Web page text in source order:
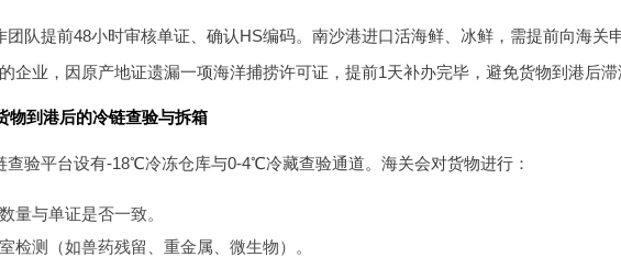
团队提前48小时审核单证、确认HS编码。南沙港进口活海鲜、冰鲜，需提前向海关
企业，因原产地证遗漏一项海洋捕捞许可证，提前1天补办完毕，避免货物到港后滞
物到港后的冷链查验与拆箱
查验平台设有-18℃冷冻仓库与0-4℃冷藏查验通道。海关会对货物进行：
量与单证是否一致。
检测（如兽药残留、重金属、微生物）。